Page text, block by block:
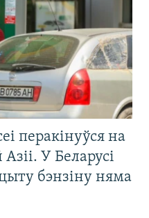
перакінуўся на
У Беларусі
бэнзіну няма